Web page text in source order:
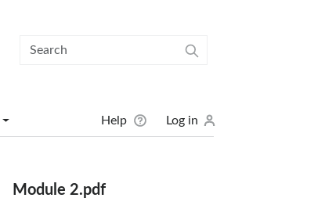
User menu
Help Log in
Module 2.pdf